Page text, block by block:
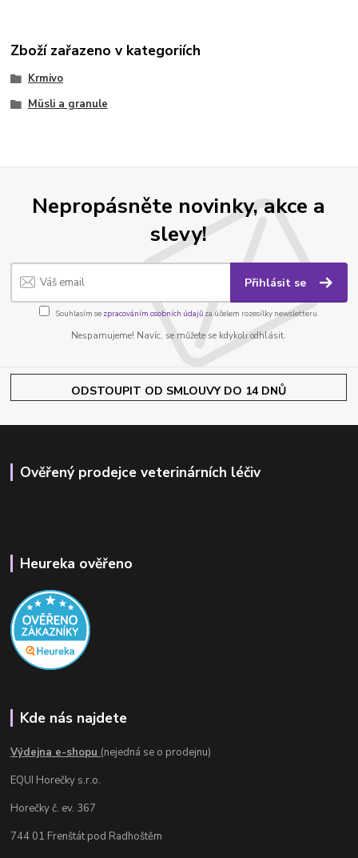
Zboží zařazeno v kategoriích
Krmivo
Müsli a granule
Nepropásněte novinky, akce a
slevy!
Přihlásit se
Souhlasím se zpracováním osobních údajů za účelem rozesílky newsletteru.
Nespamujeme! Navíc, se můžete se kdykoli odhlásit.
ODSTOUPIT OD SMLOUVY DO 14 DNŮ
Ověřený prodejce veterinárních léčiv
Heureka ověřeno
Kde nás najdete
Výdejna e-shopu (nejedná se o prodejnu)
EQUI Horečky s.r.o.
Horečky č. ev. 367
744 01 Frenštát pod Radhoštěm